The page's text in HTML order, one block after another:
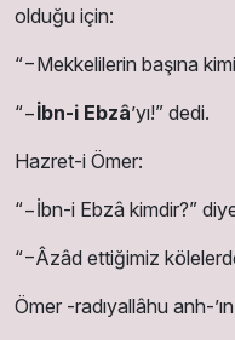
olduğu için:
“−Mekkelilerin başına
“−İbn-i Ebzâ’yı!” dedi.
Hazret-i Ömer:
“−İbn-i Ebzâ kimdir?”
“−Âzâd ettiğimiz
Ömer -radıyallâhu anh-